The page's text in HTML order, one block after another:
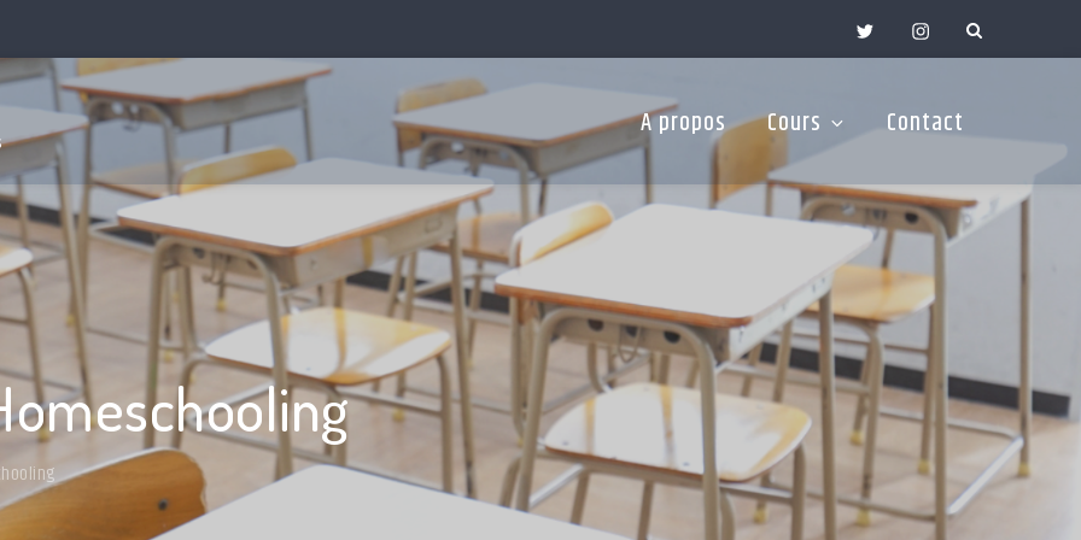
twitter Insta
A propos Cours Contact